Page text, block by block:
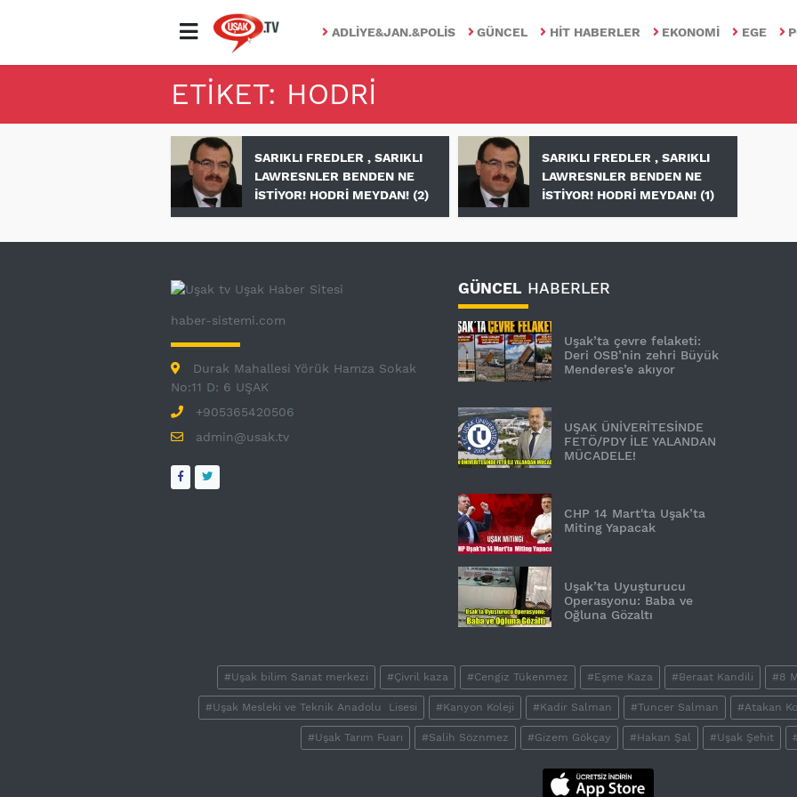
ADLIYE&JAN.&POLIS GÜNCEL HIT HABERLER EKONOMI EGE
ETIKET: HODRİ
SARIKLI FREDLER , SARIKLI
LAWRESNLER BENDEN NE
İSTİYOR! HODRİ MEYDAN! (2)
SARIKLI FREDLER , SARIKLI
LAWRESNLER BENDEN NE
İSTİYOR! HODRİ MEYDAN! (1)
haber-sistemi.com
Durak Mahallesi Yörük Hamza Sokak
No:11 D: 6 UŞAK
+905365420506
admin@usak.tv
GÜNCEL HABERLER
Uşak’ta çevre felaketi:
Deri OSB’nin zehri Büyük
Menderes’e akıyor
UŞAK ÜNİVERİTESİNDE
FETÖ/PDY İLE YALANDAN
MÜCADELE!
CHP 14 Mart'ta Uşak’ta
Miting Yapacak
Uşak’ta Uyuşturucu
Operasyonu: Baba ve
Oğluna Gözaltı
#Uşak bilim Sanat merkezi #Çivril kaza #Cengiz Tükenmez #Eşme Kaza #Beraat Kandili #8
#Uşak Mesleki ve Teknik Anadolu Lisesi #Kanyon Koleji #Kadir Salman #Tuncer Salman #Atakan
#Uşak Tarım Fuarı #Salih Söznmez #Gizem Gökçay #Hakan Şal #Uşak Şehit